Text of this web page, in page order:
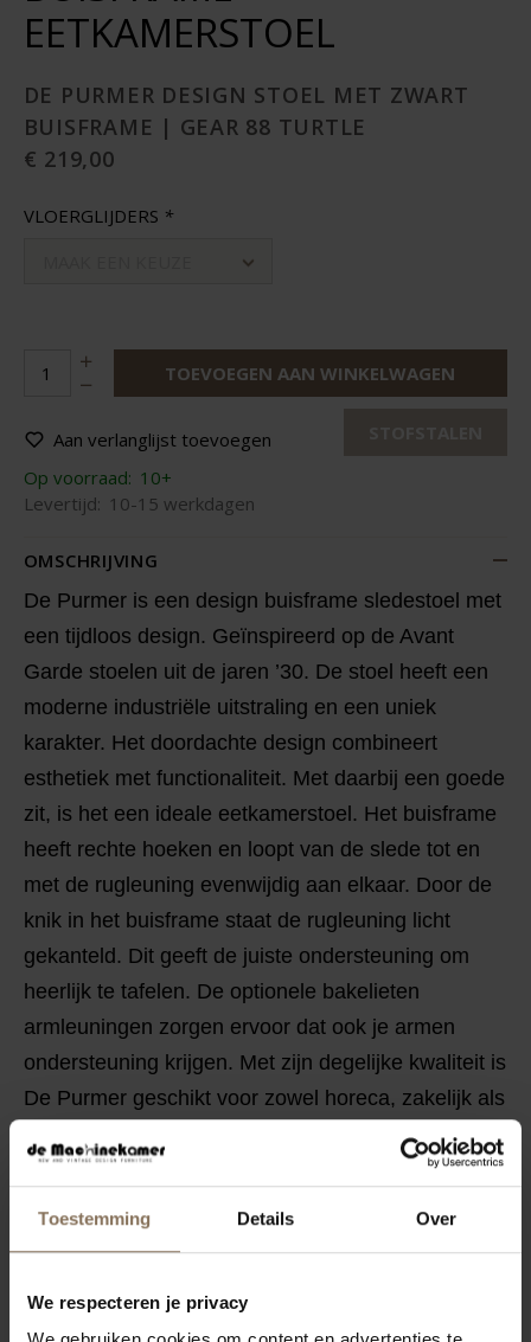
Toestemming Details Over
We respecteren je privacy
EETKAMERSTOEL
DE PURMER DESIGN STOEL MET ZWART
BUISFRAME | GEAR 88 TURTLE
€ 219,00
VLOERGLIJDERS *
TOEVOEGEN AAN WINKELWAGEN
Aan verlanglijst toevoegen
Op voorraad: 10+
Levertijd: 10-15 werkdagen
OMSCHRIJVING
De Purmer is een design buisframe sledestoel met
een tijdloos design. Geïnspireerd op de Avant
Garde stoelen uit de jaren ’30. De stoel heeft een
moderne industriële uitstraling en een uniek
karakter. Het doordachte design combineert
esthetiek met functionaliteit. Met daarbij een goede
zit, is het een ideale eetkamerstoel. Het buisframe
heeft rechte hoeken en loopt van de slede tot en
met de rugleuning evenwijdig aan elkaar. Door de
knik in het buisframe staat de rugleuning licht
gekanteld. Dit geeft de juiste ondersteuning om
heerlijk te tafelen. De optionele bakelieten
armleuningen zorgen ervoor dat ook je armen
ondersteuning krijgen. Met zijn degelijke kwaliteit is
De Purmer geschikt voor zowel horeca, zakelijk als
KENMERKEN
VERPAKKING & MONTAGE